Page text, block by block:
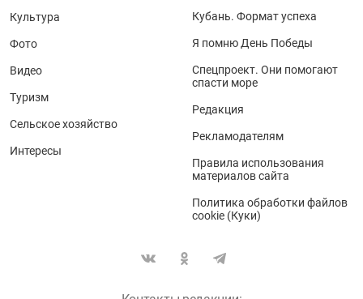
Культура
Фото
Видео
Туризм
Сельское хозяйство
Интересы
Кубань. Формат успеха
Я помню День Победы
Спецпроект. Они помогают
спасти море
Редакция
Рекламодателям
Правила использования
материалов сайта
Политика обработки файлов
cookie (Куки)